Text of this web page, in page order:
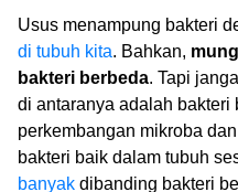
Usus menampung bakteri
di tubuh kita. Bahkan,
bakteri berbeda. Tapi
di antaranya adalah bakteri
perkembangan mikroba
bakteri baik dalam tubuh
banyak dibanding bakteri